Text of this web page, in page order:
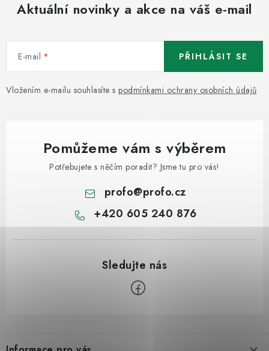
Aktuální novinky a akce na váš e-mail
E-mail
Vložením e-mailu souhlasíte s podmínkami ochrany osobních údajů
PŘIHLÁSIT SE
Pomůžeme vám s výběrem
Potřebujete s něčím poradit? Jsme tu pro vás!
profo@profo.cz
+420 605 240 876